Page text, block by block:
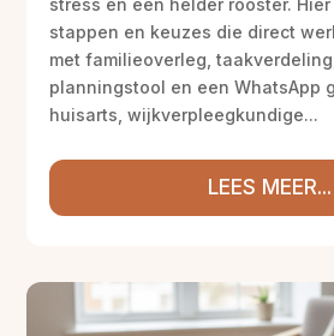
stress en een helder rooster.
stappen en keuzes die direct
met familieoverleg,
planningstool en een WhatsApp
huisarts, wijkverpleegkundige...
LEES MEER...